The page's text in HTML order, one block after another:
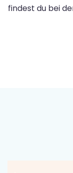
findest du bei